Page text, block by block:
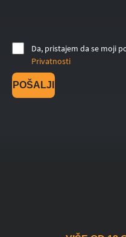
Da, pristajem da se moji
Privatnosti
POŠALJI